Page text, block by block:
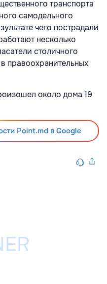
транспорта
самодельного
чего пострадали
несколько
столичного
правоохранительных
около дома 19
Point.md в Google